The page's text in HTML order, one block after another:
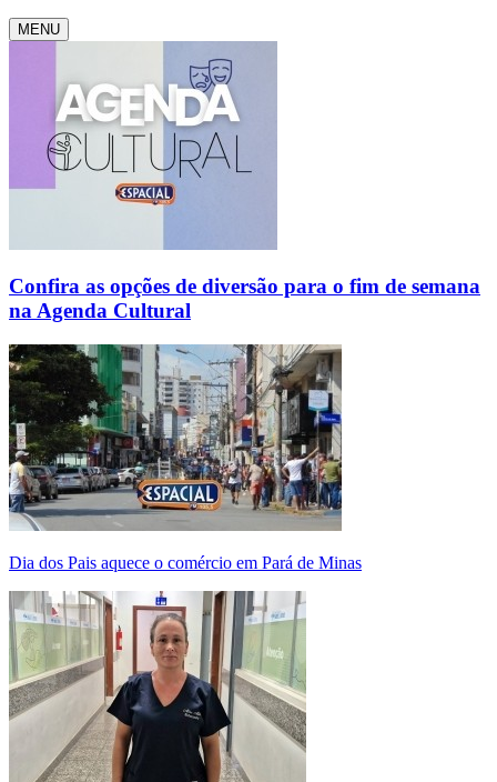
MENU
Confira as opções de diversão para o fim de semana
na Agenda Cultural
Dia dos Pais aquece o comércio em Pará de Minas